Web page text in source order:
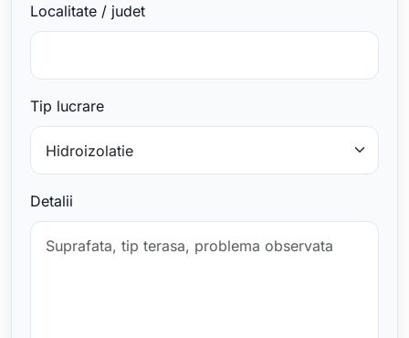
Localitate / judet
Tip lucrare
Detalii